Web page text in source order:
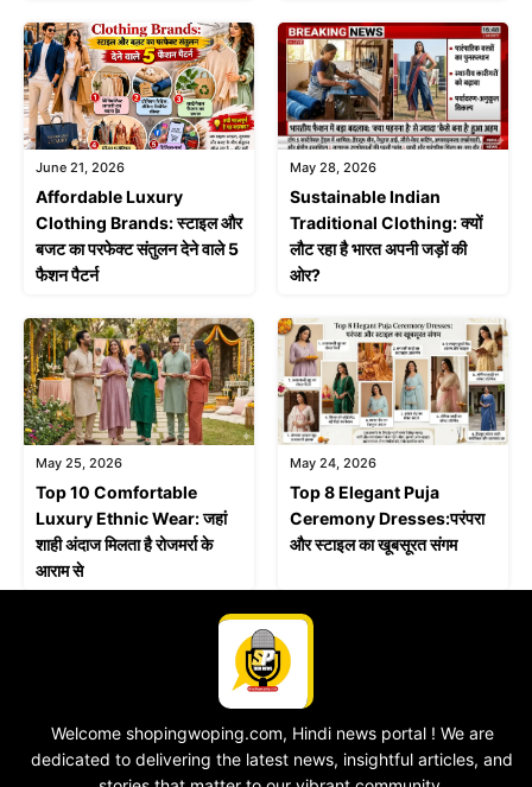
June 21, 2026
Affordable Luxury
Clothing Brands: स्टाइल और
बजट का परफेक्ट संतुलन देने वाले 5
फैशन पैटर्न
May 28, 2026
Sustainable Indian
Traditional Clothing: क्यों
लौट रहा है भारत अपनी जड़ों की
ओर?
May 25, 2026
Top 10 Comfortable
Luxury Ethnic Wear: जहां
शाही अंदाज मिलता है रोजमर्रा के
आराम से
May 24, 2026
Top 8 Elegant Puja
Ceremony Dresses:परंपरा
और स्टाइल का खूबसूरत संगम
Welcome shopingwoping.com, Hindi news portal ! We are
dedicated to delivering the latest news, insightful articles, and